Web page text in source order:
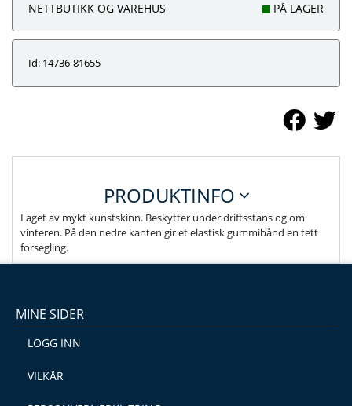
NETTBUTIKK OG VAREHUS PÅ LAGER
Id: 14736-81655
PRODUKTINFO
Laget av mykt kunstskinn. Beskytter under driftsstans og om
vinteren. På den nedre kanten gir et elastisk gummibånd en tett
forsegling.
MINE SIDER
LOGG INN
VILKÅR